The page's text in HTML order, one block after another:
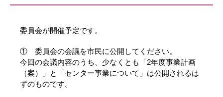
委員会が開催予定です。
① 委員会の会議を市民に公開してください。
今回の会議内容のうち、少なくとも「2年度事業計画
（案）」と「センター事業について」は公開されるは
ずのものです。